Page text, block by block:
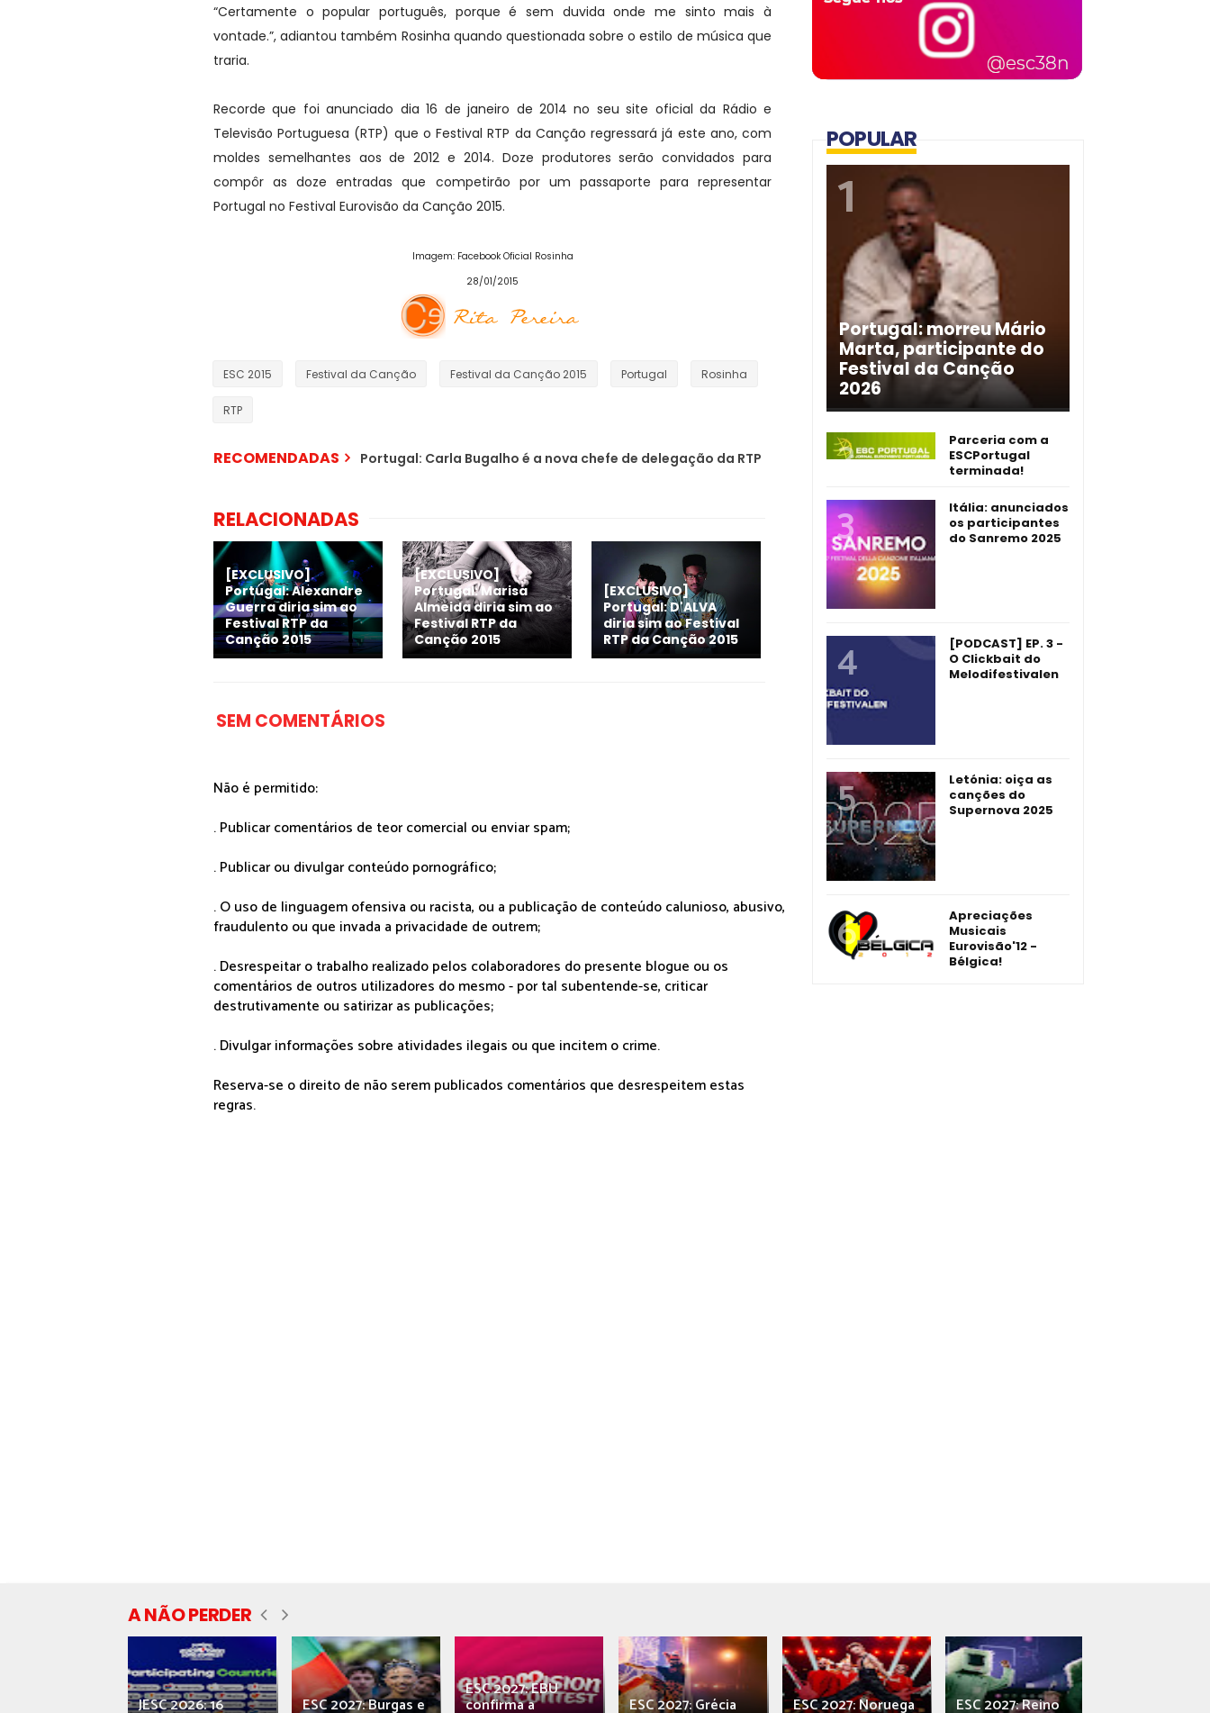
“Certamente o popular português, porque é sem duvida onde me sinto mais à
vontade.”, adiantou também Rosinha quando questionada sobre o estilo de música que
traria.
Recorde que foi anunciado dia 16 de janeiro de 2014 no seu site oficial da Rádio e
Televisão Portuguesa (RTP) que o Festival RTP da Canção regressará já este ano, com
moldes semelhantes aos de 2012 e 2014. Doze produtores serão convidados para
compôr as doze entradas que competirão por um passaporte para representar
Portugal no Festival Eurovisão da Canção 2015.
Imagem: Facebook Oficial Rosinha
28/01/2015
ESC 2015 Festival da Canção Festival da Canção 2015 Portugal Rosinha
RTP
RECOMENDADAS Portugal: Carla Bugalho é a nova chefe de delegação da RTP
RELACIONADAS
[EXCLUSIVO]
Portugal: Alexandre
Guerra diria sim ao
Festival RTP da
Canção 2015
[EXCLUSIVO]
Portugal: Marisa
Almeida diria sim ao
Festival RTP da
Canção 2015
[EXCLUSIVO]
Portugal: D'ALVA
diria sim ao Festival
RTP da Canção 2015
SEM COMENTÁRIOS
Não é permitido:
. Publicar comentários de teor comercial ou enviar spam;
. Publicar ou divulgar conteúdo pornográfico;
. O uso de linguagem ofensiva ou racista, ou a publicação de conteúdo calunioso, abusivo,
fraudulento ou que invada a privacidade de outrem;
. Desrespeitar o trabalho realizado pelos colaboradores do presente blogue ou os
comentários de outros utilizadores do mesmo - por tal subentende-se, criticar
destrutivamente ou satirizar as publicações;
. Divulgar informações sobre atividades ilegais ou que incitem o crime.
Reserva-se o direito de não serem publicados comentários que desrespeitem estas
regras.
POPULAR
Portugal: morreu Mário
Marta, participante do
Festival da Canção
2026
Parceria com a
ESCPortugal
terminada!
Itália: anunciados
os participantes
do Sanremo 2025
[PODCAST] EP. 3 -
O Clickbait do
Melodifestivalen
Letónia: oiça as
canções do
Supernova 2025
Apreciações
Musicais
Eurovisão'12 -
Bélgica!
A NÃO PERDER
JESC 2026: 16 ESC 2027: Burgas e
ESC 2027: EBU
confirma a ESC 2027: Grécia ESC 2027: Noruega ESC 2027: Reino